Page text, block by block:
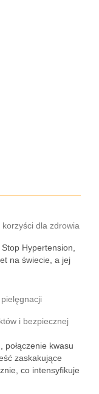
dla zdrowia
Hypertension,
na świecie, a jej
i bezpiecznej
połączenie kwasu
zaskakujące
co intensyfikuje